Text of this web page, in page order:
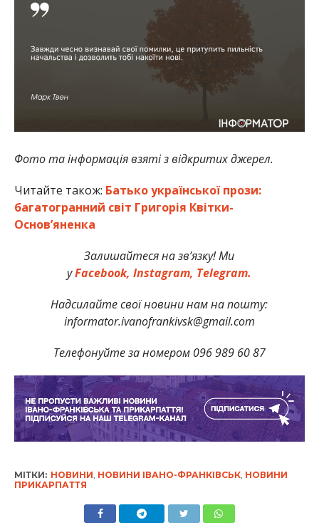
Фото та інформація взяті з відкритих джерел.
Читайте також: Батько української прози:
багатогранний світ Григорія Квітки-
Основ’яненка
Залишайтеся на зв’язку! Ми
уFacebook, Instagram, Telegram.
Надсилайте свої новини нам на пошту:
informator.ivanofrankivsk@gmail.com
Телефонуйте за номером 096 989 60 87
МІТКИ: НОВИНИ, НОВИНИ ІВАНО-ФРАНКІВСЬК, НОВИНИ
ПРИКАРПАТТЯ